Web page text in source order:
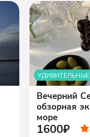
Вечерний
обзорная
море
1600₽